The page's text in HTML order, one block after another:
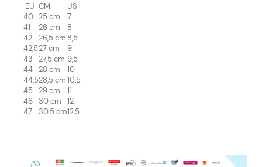
EU CM
US
40 25 cm
7
41
26 cm
8
42
26,5 cm 8,5
42,527 cm
9
43
27,5 cm 9,5
44 28 cm
10
44,528,5 cm10,5
45 29 cm
11
46 30 cm
12
47
30.5 cm12,5